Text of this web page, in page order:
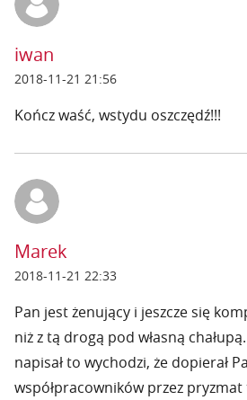
iwan
2018-11-21 21:56
Kończ waść, wstydu oszczędź!!!
Marek
2018-11-21 22:33
Pan jest żenujący i jeszcze się
niż z tą drogą pod własną
napisał to wychodzi, że dopierał
współpracowników przez